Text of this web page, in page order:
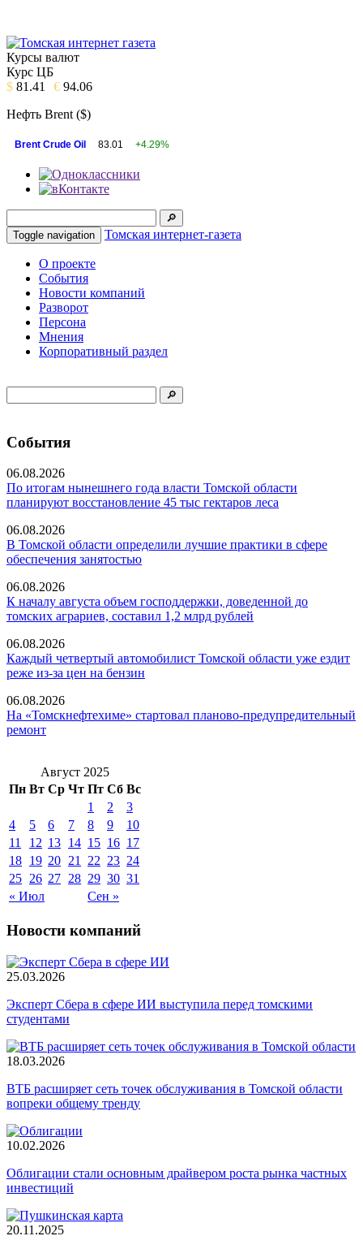
Курсы валют
Курс ЦБ
$ 81.41 € 94.06
Нефть Brent ($)
Brent Crude Oil 83.01 +4.29%
Toggle navigation Томская интернет-газета
О проекте
События
Новости компаний
Разворот
Персона
Мнения
Корпоративный раздел
События
06.08.2026
По итогам нынешнего года власти Томской области
планируют восстановление 45 тыс гектаров леса
06.08.2026
В Томской области определили лучшие практики в сфере
обеспечения занятостью
06.08.2026
К началу августа объем господдержки, доведенной до
томских аграриев, составил 1,2 млрд рублей
06.08.2026
Каждый четвертый автомобилист Томской области уже ездит
реже из-за цен на бензин
06.08.2026
На «Томскнефтехиме» стартовал планово-предупредительный
ремонт
Август 2025
Пн Вт Ср Чт Пт Сб Вс
« Июл Сен »
1 2
3
4
5 6 7 8 9
10
11
12 13 14 15 16 17
18 19 20 21 22 23 24
25 26 27 28 29 30 31
Новости компаний
25.03.2026
Эксперт Сбера в сфере ИИ выступила перед томскими
студентами
18.03.2026
ВТБ расширяет сеть точек обслуживания в Томской области
вопреки общему тренду
10.02.2026
Облигации стали основным драйвером роста рынка частных
инвестиций
20.11.2025